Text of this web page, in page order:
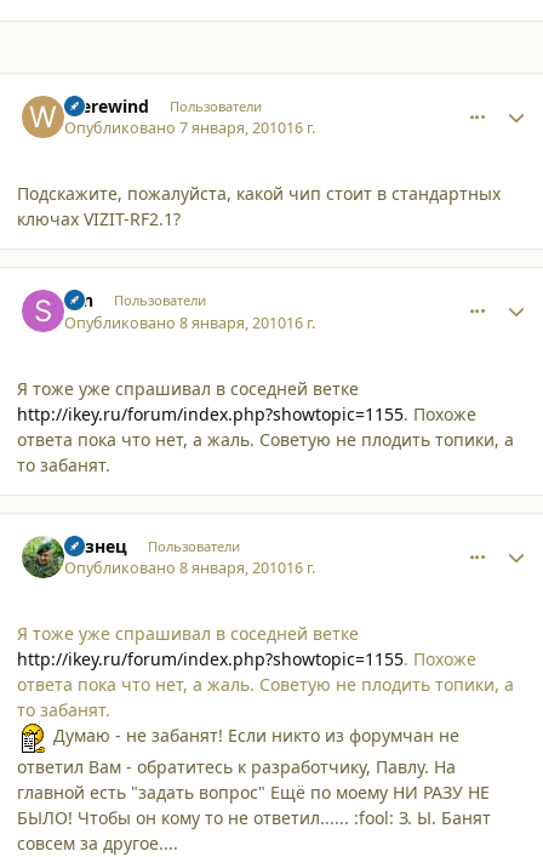
Werewind Пользователи
Опубликовано7 января, 201016 г.
Подскажите, пожалуйста, какой чип стоит в стандартных
ключах VIZIT-RF2.1?
svn Пользователи
Опубликовано8 января, 201016 г.
Я тоже уже спрашивал в соседней ветке
http://ikey.ru/forum/index.php?showtopic=1155. Похоже
ответа пока что нет, а жаль. Советую не плодить топики, а
то забанят.
Кузнец Пользователи
Опубликовано8 января, 201016 г.
Я тоже уже спрашивал в соседней ветке
http://ikey.ru/forum/index.php?showtopic=1155. Похоже
ответа пока что нет, а жаль. Советую не плодить топики, а
то забанят.
Думаю - не забанят! Если никто из форумчан не
ответил Вам - обратитесь к разработчику, Павлу. На
главной есть "задать вопрос" Ещё по моему НИ РАЗУ НЕ
БЫЛО! Чтобы он кому то не ответил...... :fool: З. Ы. Банят
совсем за другое....